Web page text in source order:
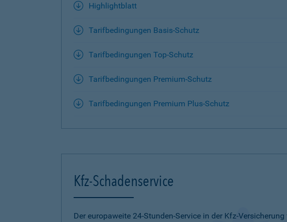
Highlightblatt
Tarifbedingungen Basis-Schutz
Tarifbedingungen Top-Schutz
Tarifbedingungen Premium-Schutz
Tarifbedingungen Premium Plus-Schutz
Kfz-Schadenservice
Der europaweite 24-Stunden-Service in der Kfz-Versicherung